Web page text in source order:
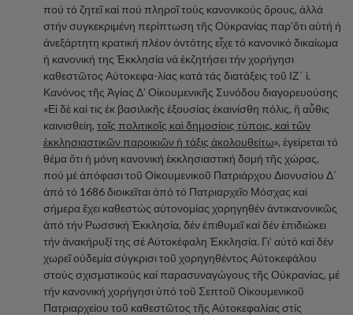
πού τό ζητεῖ καί πού πληροῖ τούς κανονικούς ὅρους, ἀλλά
στήν συγκεκριμένη περίπτωση τῆς Οὐκρανίας παρ’ὅτι αὐτή ἡ
ἀνεξάρτητη κρατική πλέον ὀντότης εἶχε τό κανονικό δικαίωμα
ἡ κανονική της Ἐκκλησία νά ἐκζητήσει τήν χορήγησι
καθεστῶτος Αὐτοκεφα-λίας κατά τάς διατάξεις τοῦ ΙΖ΄ ἱ.
Κανόνος τῆς Ἁγίας Δ’ Οἰκουμενικῆς Συνόδου διαγορευούσης
«Εἰ δὲ καί τις ἐκ βασιλικῆς ἐξουσίας ἐκαινίσθη πόλις, ἢ αὖθις
καινισθείη, τοῖς πολιτικοῖς καὶ δημοσίοις τύποις, καὶ τῶν
ἐκκλησιαστικῶν παροικιῶν ἡ τάξις ἀκολουθείτω», ἐγείρεται τό
θέμα ὅτι ἡ μόνη κανονική ἐκκλησιαστική δομή τῆς χώρας,
πού μέ ἀπόφασι τοῦ Οἰκουμενικοῦ Πατριάρχου Διονυσίου Δ΄
ἀπό τό 1686 διοικεῖται ἀπό τό Πατριαρχεῖο Μόσχας καί
σήμερα ἔχει καθεστώς αὐτονομίας χορηγηθέν ἀντικανονικῶς
ἀπό τήν Ρωσσική Ἐκκλησία, δέν ἐπιθυμεῖ καί δέν ἐπιδιώκει
τήν ἀνακήρυξί της σέ Αὐτοκέφαλη Ἐκκλησία. Γι’ αὐτό καί δέν
χωρεῖ οὐδεμία σύγκρισι τοῦ χορηγηθέντος Αὐτοκεφάλου
στούς σχισματικούς καί παρασυναγώγους τῆς Οὐκρανίας, μέ
τήν κανονική χορήγησι ὑπό τοῦ Σεπτοῦ Οἰκουμενικοῦ
Πατριαρχείου τοῦ καθεστῶτος τῆς Αὐτοκεφαλίας στίς